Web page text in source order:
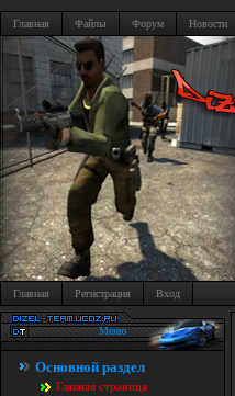
Главная Файлы Форум Новости
Главная Регистрация Вход
Меню
Основной раздел
Главная страница